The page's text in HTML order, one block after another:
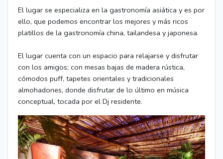
El lugar se especializa en la gastronomía asiática y es por
ello, que podemos encontrar los mejores y más ricos
platillos de la gastronomía china, tailandesa y japonesa.
El lugar cuenta con un espacio para relajarse y disfrutar
con los amigos; con mesas bajas de madera rústica,
cómodos puff, tapetes orientales y tradicionales
almohadones, donde disfrutar de lo último en música
conceptual, tocada por el Dj residente.